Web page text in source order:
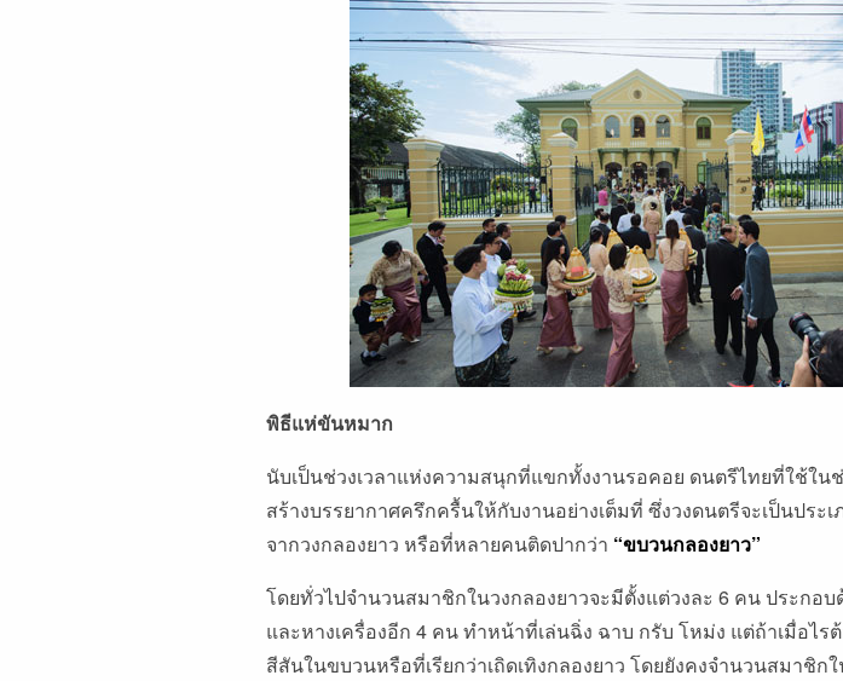
พิธีแห่ขันหมาก
นับเป็นช่วงเวลาแห่งความสนุกที่แขกทั้งงานรอคอย ดนตรีไทยที่ใช้ใน
สร้างบรรยากาศครึกครื้นให้กับงานอย่างเต็มที่ ซึ่งวงดนตรีจะเป็นประ
จากวงกลองยาว หรือที่หลายคนติดปากว่า “ขบวนกลองยาว”
โดยทั่วไปจํานวนสมาชิกในวงกลองยาวจะมีตั้งแต่วงละ 6 คน ประกอ
และหางเครื่องอีก 4 คน ทําหน้าที่เล่นฉิ่ง ฉาบ กรับ โหม่ง แต่ถ้าเมื่อไร
สีสันในขบวนหรือที่เรียกว่าเถิดเทิงกลองยาว โดยยังคงจํานวนสมาชิก